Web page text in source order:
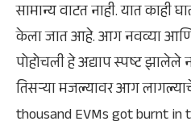
सामान्य वाटत नाही. यात काही
केला जात आहे. आग नवव्या आणि
पोहोचली हे अद्याप स्पष्ट झालेले
तिसऱ्या मजल्यावर आग
thousand EVMs got burnt in